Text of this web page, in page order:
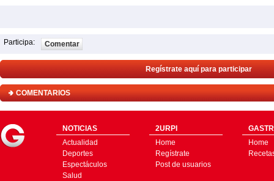
Participa: Comentar
Regístrate aquí para participar
COMENTARIOS
NOTICIAS
Actualidad
Deportes
Espectáculos
Salud
2URPI
Home
Regístrate
Post de usuarios
Home